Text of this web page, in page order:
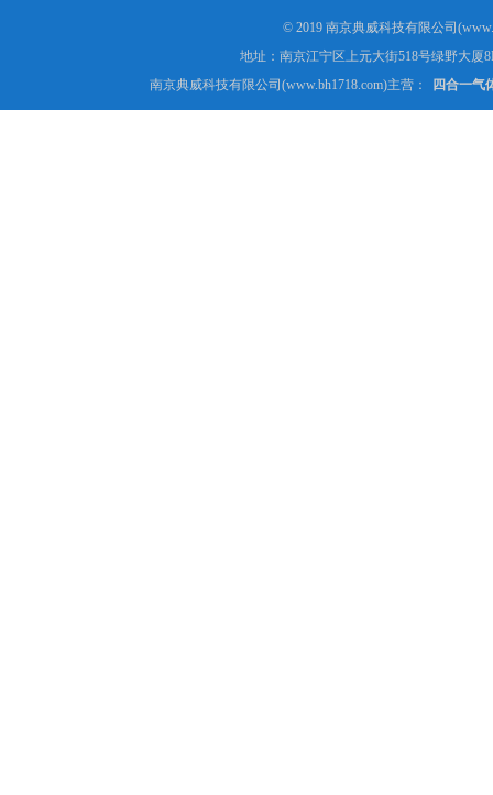
© 2019 南京典威科技有限公司
地址：南京江宁区上元大街518号绿野大厦
南京典威科技有限公司(www.bh1718.com)主营：
四合一气